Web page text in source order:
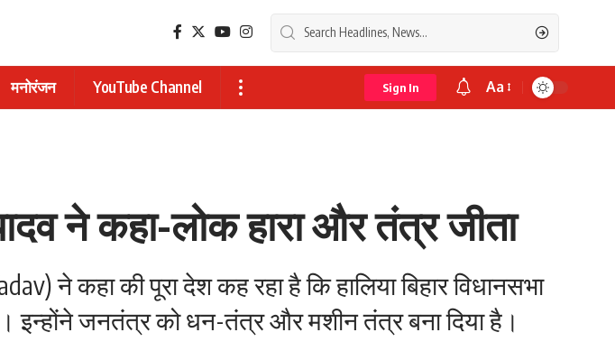
मनोरंजन YouTube Channel Sign In
Font
Aa
ने कहा-लोक हारा और तंत्र जीता
ने कहा की पूरा देश कह रहा है कि हालिया बिहार विधानसभा
इन्होंने जनतंत्र को धन-तंत्र और मशीन तंत्र बना दिया है।